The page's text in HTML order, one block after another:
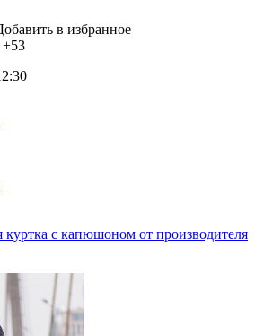
в избранное
+53
куртка с капюшоном от производителя